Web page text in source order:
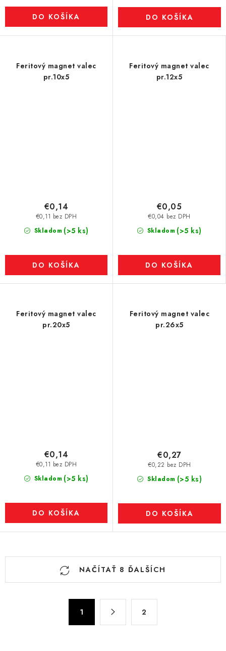
DO KOŠÍKA DO KOŠÍKA
Feritový magnet valec
pr.10x5
Skladom (>5 ks)
€0,11 bez DPH
€0,14
DO KOŠÍKA
Feritový magnet valec
pr.12x5
Skladom (>5 ks)
€0,04 bez DPH
€0,05
DO KOŠÍKA
Feritový magnet valec
pr.20x5
Skladom (>5 ks)
€0,11 bez DPH
€0,14
DO KOŠÍKA
Feritový magnet valec
pr.26x5
Skladom (>5 ks)
€0,22 bez DPH
€0,27
DO KOŠÍKA
O
NAČÍTAŤ 8 ĎALŠÍCH
1 2